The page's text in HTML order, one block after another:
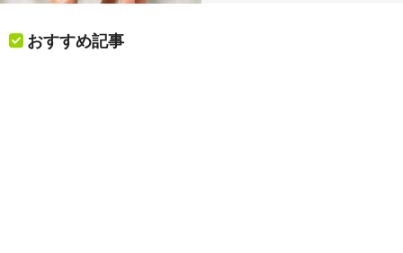
おすすめ記事